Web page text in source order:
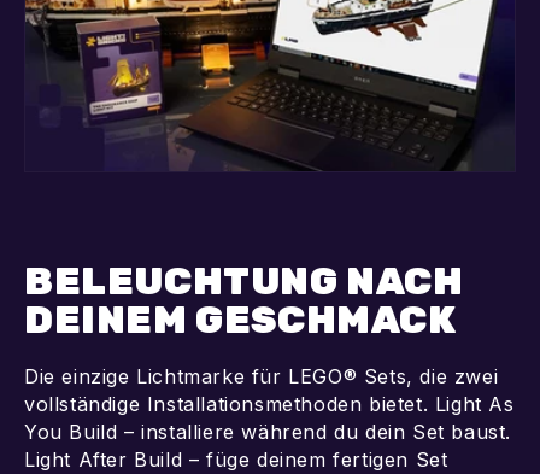
BELEUCHTUNG NACH
DEINEM GESCHMACK
Die einzige Lichtmarke für LEGO® Sets, die zwei
vollständige Installationsmethoden bietet. Light As
You Build – installiere während du dein Set baust.
Light After Build – füge deinem fertigen Set